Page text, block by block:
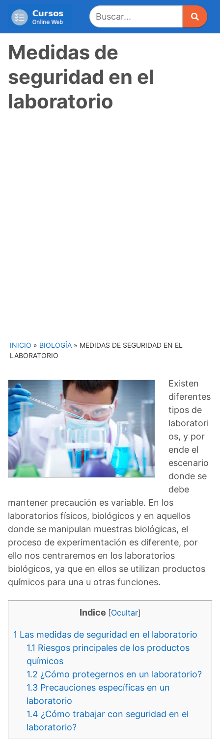
Medidas de
seguridad en el
laboratorio
INICIO » BIOLOGÍA » MEDIDAS DE SEGURIDAD EN EL
LABORATORIO
Existen
diferentes
tipos de
laboratori
os, y por
ende el
escenario
donde se
debe
mantener precaución es variable. En los
laboratorios físicos, biológicos y en aquellos
donde se manipulan muestras biológicas, el
proceso de experimentación es diferente, por
ello nos centraremos en los laboratorios
biológicos, ya que en ellos se utilizan productos
químicos para una u otras funciones.
Indice [Ocultar]
1 Las medidas de seguridad en el laboratorio
1.1 Riesgos principales de los productos
químicos
1.2 ¿Cómo protegernos en un laboratorio?
1.3 Precauciones específicas en un
laboratorio
1.4 ¿Cómo trabajar con seguridad en el
laboratorio?